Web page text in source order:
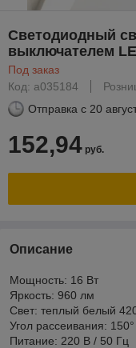
Светодиодный
выключателем
Под заказ
Код: a035184
Отправка с 20
152,94 руб.
Описание
Мощность: 16 Вт
Яркость: 960 лм
Свет: теплый белый
Угол рассеивания: 150°
Питание: 220 В / 50 Гц